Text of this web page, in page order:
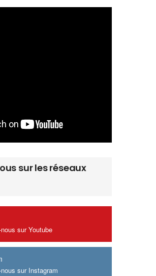
sur les réseaux
sur Youtube
sur Instagram